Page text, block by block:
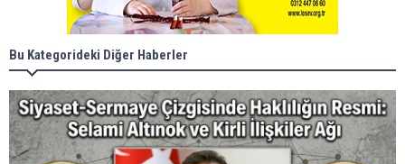
Bu Kategorideki Diğer Haberler